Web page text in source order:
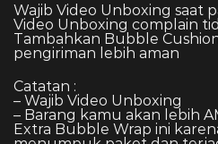
Wajib Video Unboxing saat
Video Unboxing complain
Tambahkan Bubble
pengiriman lebih aman
Catatan :
– Wajib Video Unboxing
– Barang kamu akan lebih
Extra Bubble Wrap ini